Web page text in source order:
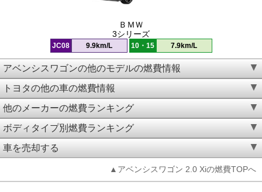
ＢＭＷ
3シリーズ
JC08 9.9km/L 10・15 7.9km/L
アベンシスワゴンの他のモデルの燃費情報
トヨタの他の車の燃費情報
他のメーカーの燃費ランキング
ボディタイプ別燃費ランキング
車を売却する
▲アベンシスワゴン 2.0 Xiの燃費TOPへ